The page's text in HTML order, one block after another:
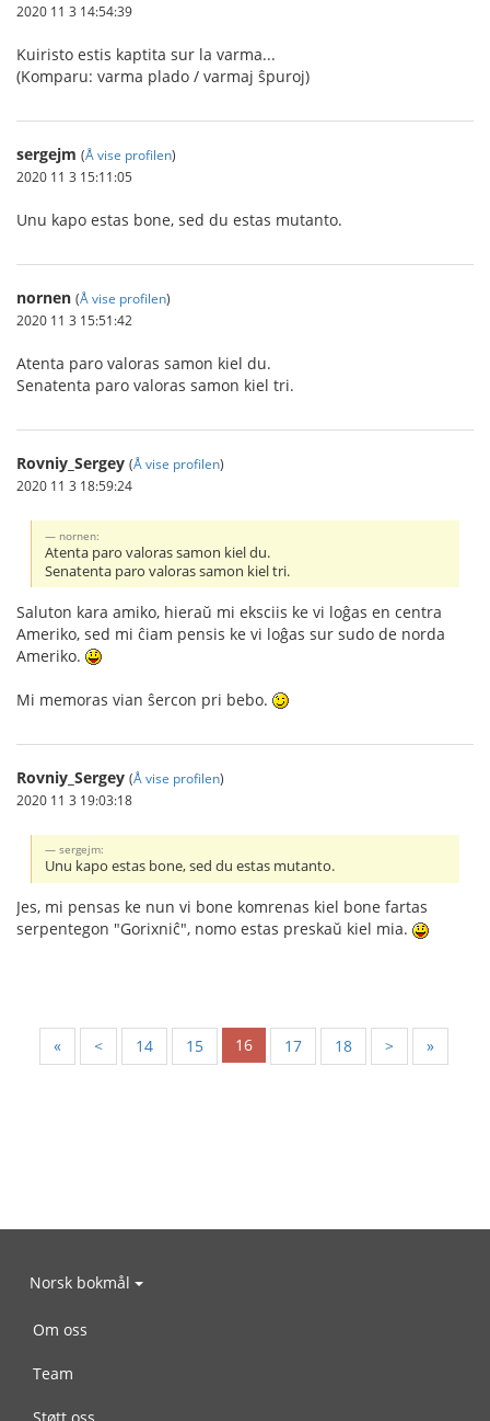
2020 11 3 14:54:39
Kuiristo estis kaptita sur la varma...
(Komparu: varma plado / varmaj ŝpuroj)
sergejm (Å vise profilen)
2020 11 3 15:11:05
Unu kapo estas bone, sed du estas mutanto.
nornen (Å vise profilen)
2020 11 3 15:51:42
Atenta paro valoras samon kiel du.
Senatenta paro valoras samon kiel tri.
Rovniy_Sergey (Å vise profilen)
2020 11 3 18:59:24
nornen:
Atenta paro valoras samon kiel du.
Senatenta paro valoras samon kiel tri.
Saluton kara amiko, hieraŭ mi eksciis ke vi loĝas en centra
Ameriko, sed mi ĉiam pensis ke vi loĝas sur sudo de norda
Ameriko.
Mi memoras vian ŝercon pri bebo.
Rovniy_Sergey (Å vise profilen)
2020 11 3 19:03:18
sergejm:
Unu kapo estas bone, sed du estas mutanto.
Jes, mi pensas ke nun vi bone komrenas kiel bone fartas
serpentegon "Gorixniĉ", nomo estas preskaŭ kiel mia.
« < 14 15 16 17 18 > »
Norsk bokmål
Om oss
Team